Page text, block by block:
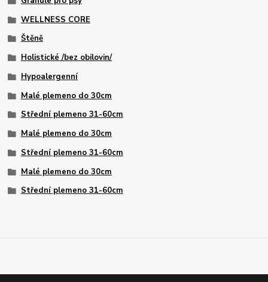
WELLNESS CORE
Štěně
Holistické /bez obilovin/
Hypoalergenní
Malé plemeno do 30cm
Střední plemeno 31-60cm
Malé plemeno do 30cm
Střední plemeno 31-60cm
Malé plemeno do 30cm
Střední plemeno 31-60cm